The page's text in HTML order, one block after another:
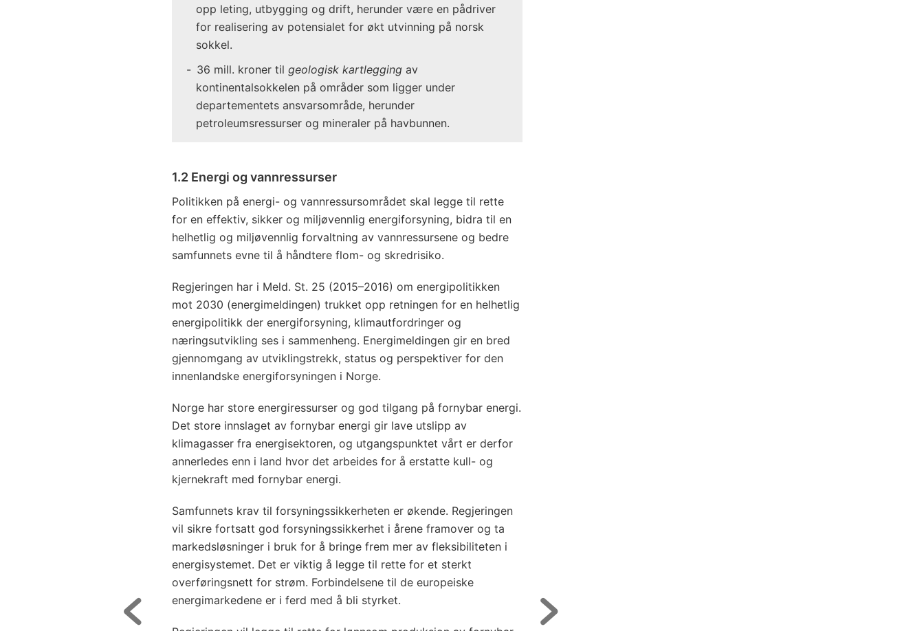
opp leting, utbygging og drift, herunder være en pådriver
for realisering av potensialet for økt utvinning på norsk
sokkel.
36 mill. kroner til geologisk kartlegging av
kontinentalsokkelen på områder som ligger under
departementets ansvarsområde, herunder
petroleumsressurser og mineraler på havbunnen.
1.2 Energi og vannressurser
Politikken på energi- og vannressursområdet skal legge til rette
for en effektiv, sikker og miljøvennlig energiforsyning, bidra til en
helhetlig og miljøvennlig forvaltning av vannressursene og bedre
samfunnets evne til å håndtere flom- og skredrisiko.
Regjeringen har i Meld. St. 25 (2015–2016) om energipolitikken
mot 2030 (energimeldingen) trukket opp retningen for en helhetlig
energipolitikk der energiforsyning, klimautfordringer og
næringsutvikling ses i sammenheng. Energimeldingen gir en bred
gjennomgang av utviklingstrekk, status og perspektiver for den
innenlandske energiforsyningen i Norge.
Norge har store energiressurser og god tilgang på fornybar energi.
Det store innslaget av fornybar energi gir lave utslipp av
klimagasser fra energisektoren, og utgangspunktet vårt er derfor
annerledes enn i land hvor det arbeides for å erstatte kull- og
kjernekraft med fornybar energi.
Samfunnets krav til forsyningssikkerheten er økende. Regjeringen
vil sikre fortsatt god forsyningssikkerhet i årene framover og ta
markedsløsninger i bruk for å bringe frem mer av fleksibiliteten i
energisystemet. Det er viktig å legge til rette for et sterkt
overføringsnett for strøm. Forbindelsene til de europeiske
energimarkedene er i ferd med å bli styrket.